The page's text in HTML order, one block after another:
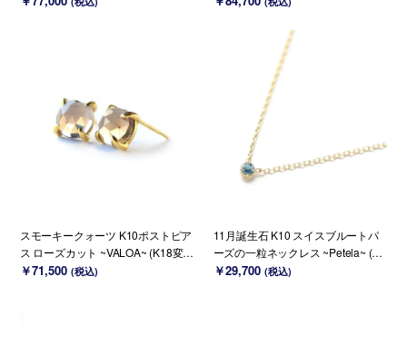
スモーキークォーツ K10ポストピア
ス ローズカット ~VALOA~ (K18変更
可能)
￥71,500 (税込)
11月誕生石 K10 スイスブルートパ
ーズの一粒ネックレス ~Petela~ (K1
8 変更可能)
￥29,700 (税込)